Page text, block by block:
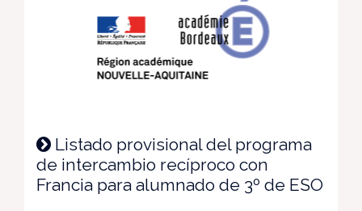
Listado provisional del programa
de intercambio recíproco con
Francia para alumnado de 3º de ESO